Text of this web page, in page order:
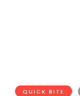
QUICK BITE